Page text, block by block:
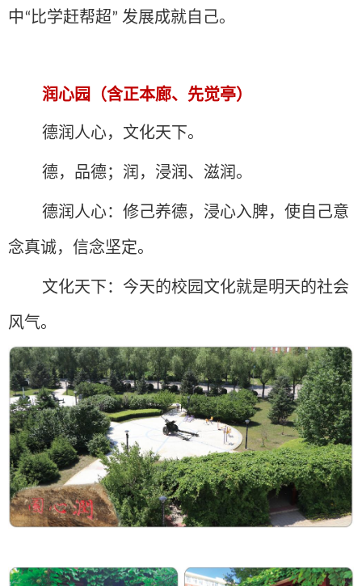
中 “ 比学赶帮超” 发展成就自己。
润心园（含正本廊、先觉亭）
德润人心，文化天下。
德，品德；润，浸润、滋润。
德润人心：修己养德，浸心入脾，使自己意
念真诚，信念坚定。
文化天下：今天的校园文化就是明天的社会
风气。